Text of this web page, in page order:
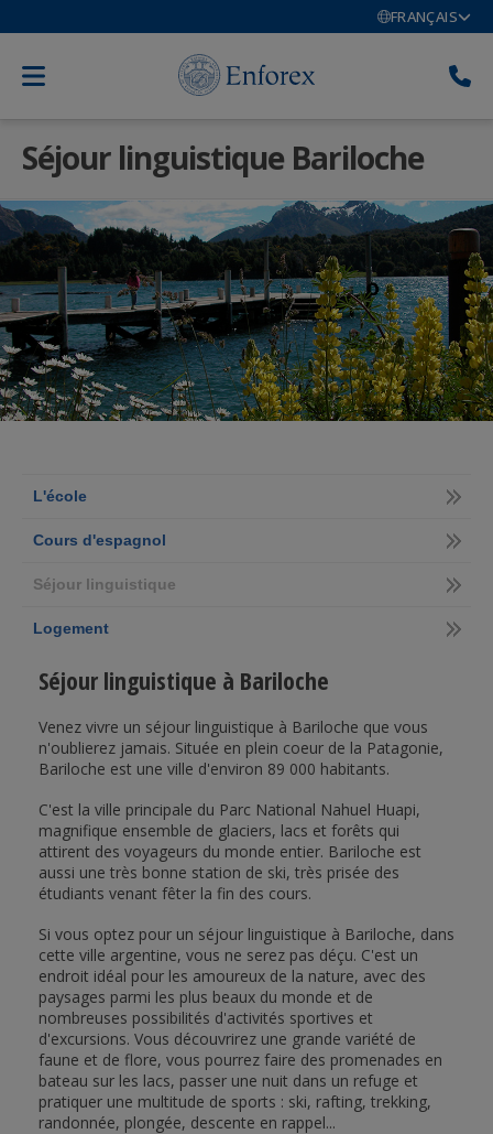
FRANÇAIS
Séjour linguistique Bariloche
L'école
Cours d'espagnol
Séjour linguistique
Logement
Séjour linguistique à Bariloche
Venez vivre un séjour linguistique à Bariloche que vous
n'oublierez jamais. Située en plein coeur de la Patagonie,
Bariloche est une ville d'environ 89 000 habitants.
C'est la ville principale du Parc National Nahuel Huapi,
magnifique ensemble de glaciers, lacs et forêts qui
attirent des voyageurs du monde entier. Bariloche est
aussi une très bonne station de ski, très prisée des
étudiants venant fêter la fin des cours.
Si vous optez pour un séjour linguistique à Bariloche, dans
cette ville argentine, vous ne serez pas déçu. C'est un
endroit idéal pour les amoureux de la nature, avec des
paysages parmi les plus beaux du monde et de
nombreuses possibilités d'activités sportives et
d'excursions. Vous découvrirez une grande variété de
faune et de flore, vous pourrez faire des promenades en
bateau sur les lacs, passer une nuit dans un refuge et
pratiquer une multitude de sports : ski, rafting, trekking,
randonnée, plongée, descente en rappel...